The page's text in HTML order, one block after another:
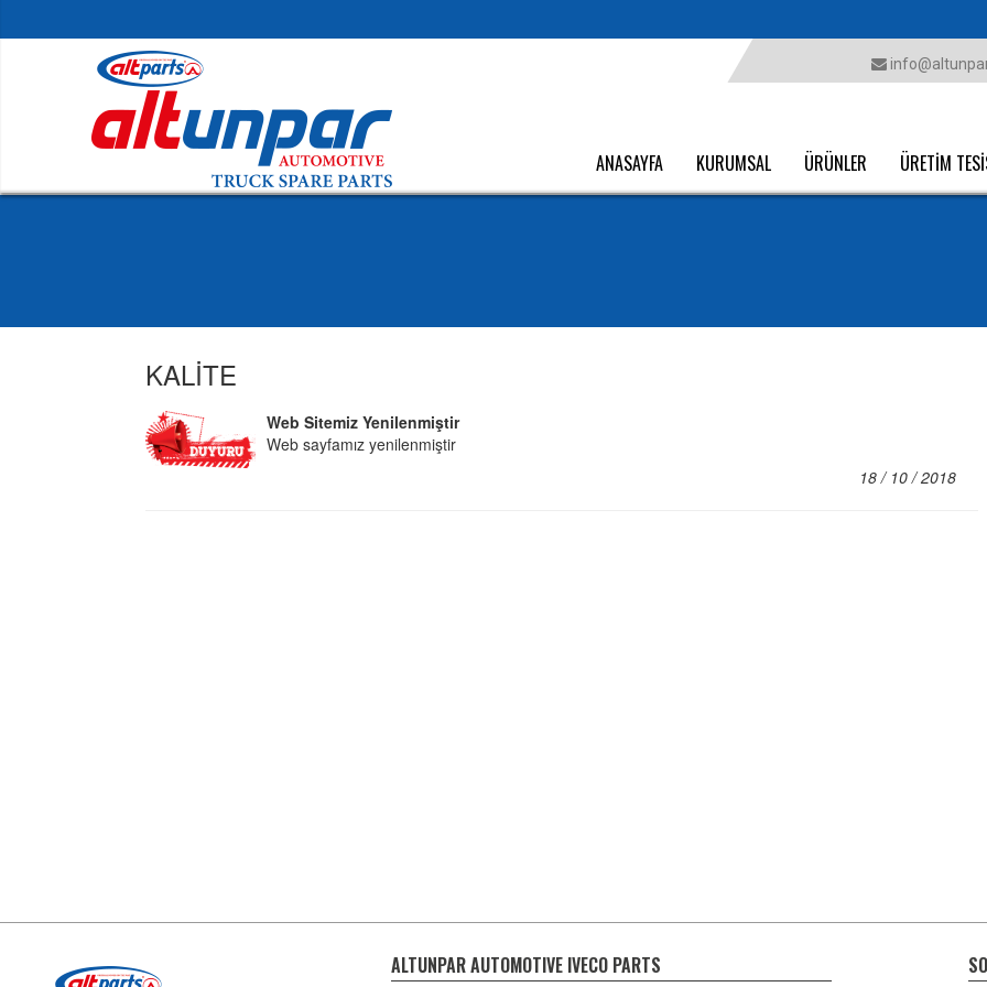
ANASAYFA KURUMSAL ÜRÜNLER ÜRETİM
KALİTE
Web Sitemiz Yenilenmiştir
Web sayfamız yenilenmiştir
18 / 10 / 2018
ALTUNPAR AUTOMOTIVE IVECO PARTS